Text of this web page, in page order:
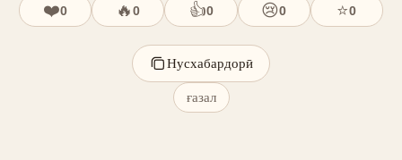
❤️0 🔥0 👍0 😢0 ⭐0
Нусхабардорӣ
ғазал